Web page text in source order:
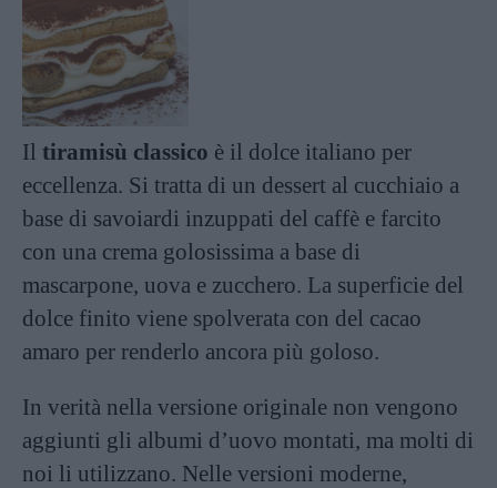
Il tiramisù classico è il dolce italiano per
eccellenza. Si tratta di un dessert al cucchiaio a
base di savoiardi inzuppati del caffè e farcito
con una crema golosissima a base di
mascarpone, uova e zucchero. La superficie del
dolce finito viene spolverata con del cacao
amaro per renderlo ancora più goloso.
In verità nella versione originale non vengono
aggiunti gli albumi d’uovo montati, ma molti di
noi li utilizzano. Nelle versioni moderne,